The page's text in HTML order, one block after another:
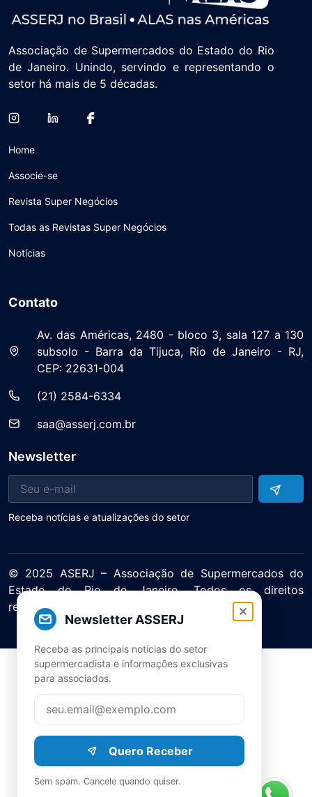
Newsletter ASSERJ
Receba as principais notícias do setor
supermercadista e informações exclusivas
para associados.
Quero Receber
Sem spam. Cancele quando quiser.
Associação de Supermercados do Estado do Rio
de Janeiro. Unindo, servindo e representando o
setor há mais de 5 décadas.
Home
Associe-se
Revista Super Negócios
Todas as Revistas Super Negócios
Notícias
Contato
Av. das Américas, 2480 - bloco 3, sala 127 a 130
subsolo - Barra da Tijuca, Rio de Janeiro - RJ,
CEP: 22631-004
(21) 2584-6334
saa@asserj.com.br
Newsletter
Receba notícias e atualizações do setor
© 2025 ASERJ – Associação de Supermercados do
Estado do Rio de Janeiro. Todos os direitos
reservados.
Política de Privacidade Termos de Uso